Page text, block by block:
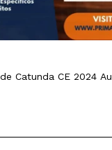
Catunda CE 2024